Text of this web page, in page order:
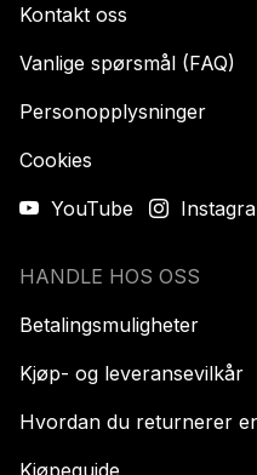
Kontakt oss
Vanlige spørsmål (FAQ)
Personopplysninger
Cookies
YouTube
HANDLE HOS OSS
Betalingsmuligheter
Kjøp- og leveransevilkår
Hvordan du returnerer
Kjøpeguide